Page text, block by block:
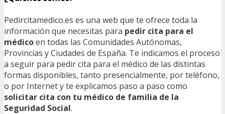
Pedircitamedico.es es una web que te ofrece toda la
información que necesitas para pedir cita para el
médicoen todas las Comunidades Autónomas,
Provincias y Ciudades de España. Te indicamos el proceso
a seguir para pedir cita para el médico de las distintas
formas disponibles, tanto presencialmente, por teléfono,
o por Internet y te explicamos paso a paso como
solicitar cita con tu médico de familia de la
Seguridad Social.